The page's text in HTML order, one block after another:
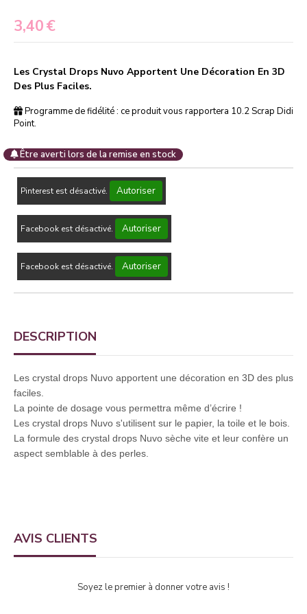
3,40€
Les Crystal Drops Nuvo Apportent Une Décoration En 3D
Des Plus Faciles.
Programme de fidélité : ce produit vous rapportera 10.2Scrap Didi
Point.
Être averti lors de la remise en stock
Pinterest est désactivé. Autoriser
Facebook est désactivé. Autoriser
Facebook est désactivé. Autoriser
DESCRIPTION
Les crystal drops Nuvo apportent une décoration en 3D des plus
faciles.
La pointe de dosage vous permettra même d’écrire !
Les crystal drops Nuvo s'utilisent sur le papier, la toile et le bois.
La formule des crystal drops Nuvo sèche vite et leur confère un
aspect semblable à des perles.
AVIS CLIENTS
Soyez le premier à donner votre avis !